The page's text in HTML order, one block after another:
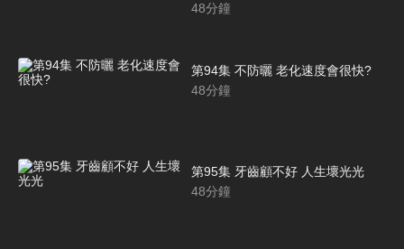
48分鐘
第94集 不防曬 老化速度會很快?
48分鐘
第95集 牙齒顧不好 人生壞光光
48分鐘